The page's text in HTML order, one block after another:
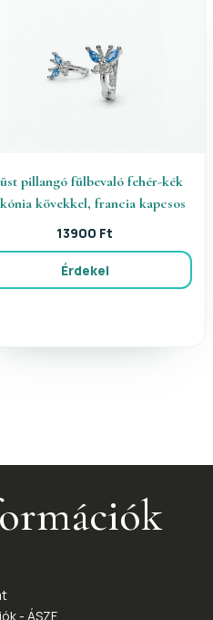
pillangó fülbevaló fehér-kék
kövekkel, francia kapcsos
13900 Ft
Érdekel
- ÁSZF